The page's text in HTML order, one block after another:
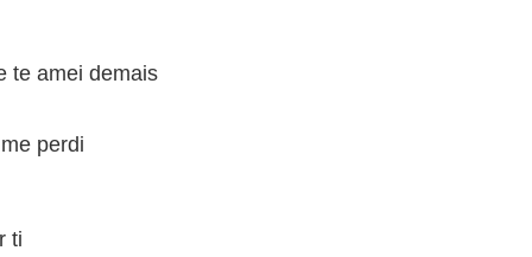
te amei demais
perdi
ti